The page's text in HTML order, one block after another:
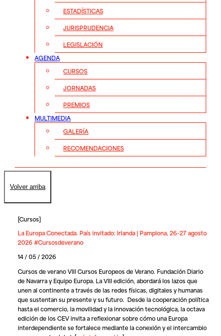
ESTADÍSTICAS
JURISPRUDENCIA
LEGISLACIÓN
AGENDA
CURSOS
JORNADAS
PREMIOS
MULTIMEDIA
GALERÍA
RECOMENDACIONES
Volver arriba
[Cursos]
La Europa Conectada. País invitado: Irlanda | Pamplona, 26-27 agosto
2026 #Cursosdeverano
14 / 05 / 2026
Cursos de verano VIII Cursos Europeos de Verano. Fundación Diario
de Navarra y Equipo Europa. La VIII edición, abordará los lazos que
unen al continente a través de las redes físicas, digitales y humanas
que sustentan su presente y su futuro. Desde la cooperación política
hasta el comercio, la movilidad y la innovación tecnológica, la octava
edición de los CEV invita a reflexionar sobre cómo una Europa
interdependiente se fortalece mediante la conexión y el intercambio